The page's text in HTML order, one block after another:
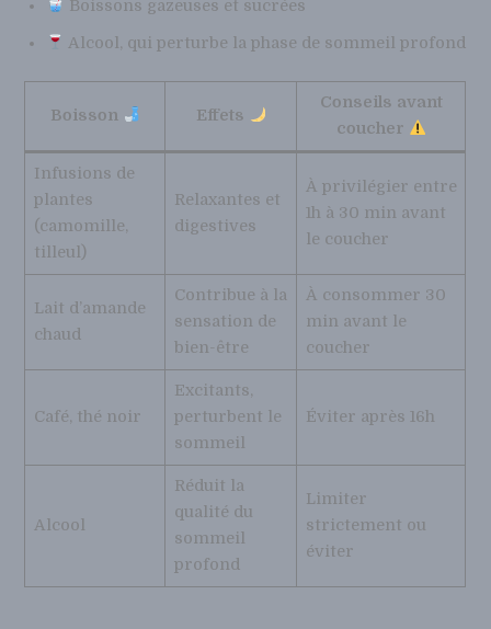
Boissons gazeuses et sucrées
Alcool, qui perturbe la phase de sommeil profond
Boisson Effets
Conseils avant
coucher
Infusions de
plantes
(camomille,
tilleul)
Relaxantes et
digestives
À privilégier entre
1h à 30 min avant
le coucher
Lait d’amande
chaud
Contribue à la
sensation de
bien-être
À consommer 30
min avant le
coucher
Café, thé noir
Excitants,
perturbent le
sommeil
Éviter après 16h
Alcool
Réduit la
qualité du
sommeil
profond
Limiter
strictement ou
éviter